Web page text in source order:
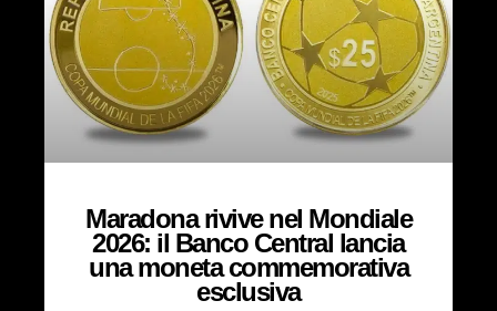
Maradona rivive nel Mondiale
2026: il Banco Central lancia
una moneta commemorativa
esclusiva